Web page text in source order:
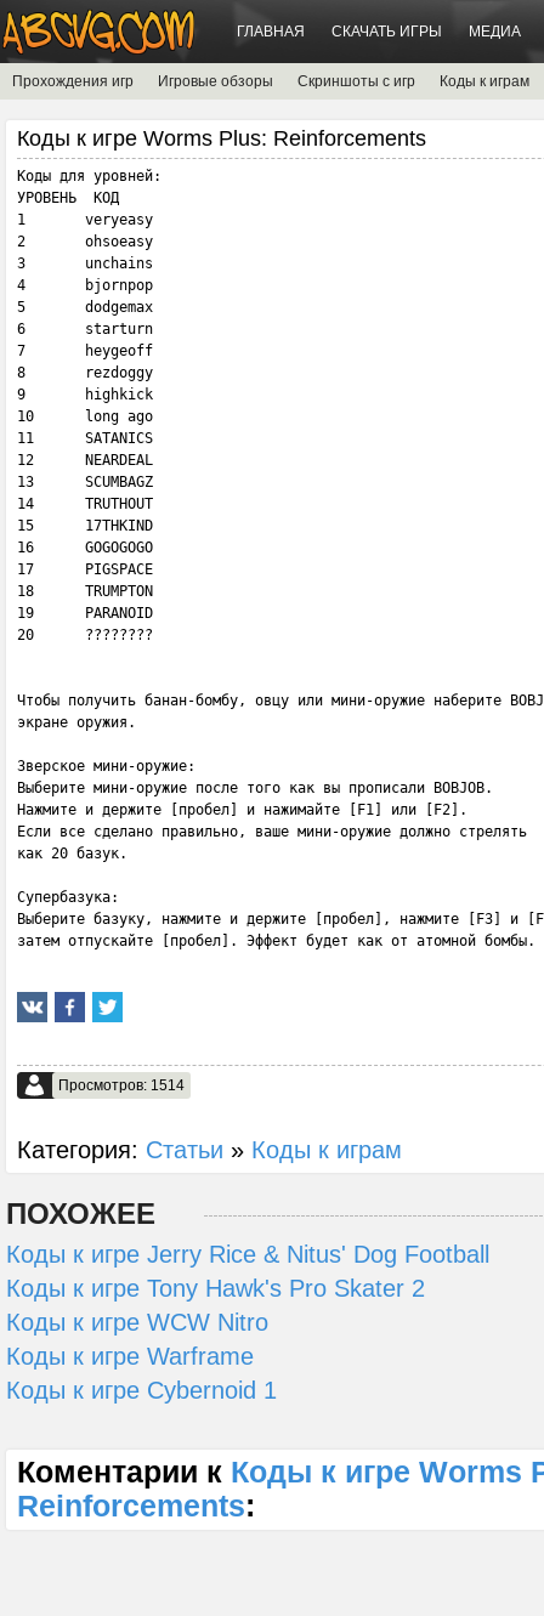
ГЛАВНАЯ СКАЧАТЬ ИГРЫ МЕДИА
Прохождения игр Игровые обзоры Скриншоты с игр Коды к играм
Коды к игре Worms Plus: Reinforcements
Коды для уровней:
УРОВЕНЬ  КОД
1       veryeasy
2       ohsoeasy
3       unchains
4       bjornpop
5       dodgemax
6       starturn
7       heygeoff
8       rezdoggy
9       highkick
10      long ago
11      SATANICS
12      NEARDEAL
13      SCUMBAGZ
14      TRUTHOUT
15      17THKIND
16      GOGOGOGO
17      PIGSPACE
18      TRUMPTON
19      PARANOID
20      ????????
Чтобы получить банан-бомбу, овцу или мини-оружие наберите
экране оружия.
Зверское мини-оружие:
Выберите мини-оружие после того как вы прописали BOBJOB.
Нажмите и держите [пробел] и нажимайте [F1] или [F2].
Если все сделано правильно, ваше мини-оружие должно стрелять
как 20 базук.
Супербазука:
Выберите базуку, нажмите и держите [пробел], нажмите [F3] и
затем отпускайте [пробел]. Эффект будет как от атомной бомбы.
Просмотров: 1514
Категория: Статьи » Коды к играм
ПОХОЖЕЕ
Коды к игре Jerry Rice & Nitus' Dog Football
Коды к игре Tony Hawk's Pro Skater 2
Коды к игре WCW Nitro
Коды к игре Warframe
Коды к игре Cybernoid 1
Коментарии к Коды к игре Worms
Reinforcements: